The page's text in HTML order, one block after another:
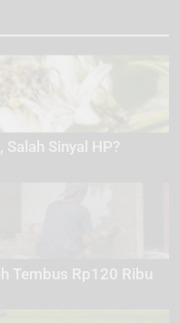
Sinyal HP?
Tembus Rp120 Ribu